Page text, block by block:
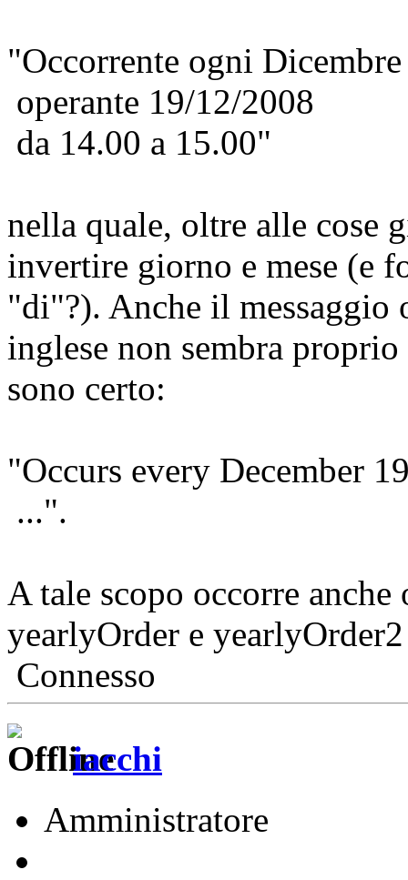
"Occorrente ogni
operante 19/12/2008
da 14.00 a 15.00"
nella quale, oltre alle cose
invertire giorno e mese (e
"di"?). Anche il messaggio
inglese non sembra
sono certo:
"Occurs every December
...".
A tale scopo occorre
yearlyOrder e
Connesso
iacchi
Amministratore